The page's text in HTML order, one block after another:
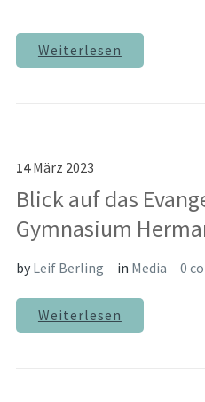
Weiterlesen
14 März 2023
Blick auf das
Gymnasium
byLeif Berling in Media 0
Weiterlesen